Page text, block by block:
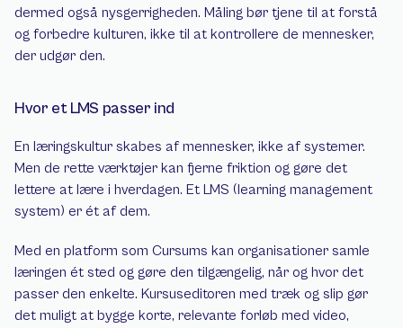
dermed også nysgerrigheden. Måling bør tjene til at forstå
og forbedre kulturen, ikke til at kontrollere de mennesker,
der udgør den.
Hvor et LMS passer ind
En læringskultur skabes af mennesker, ikke af systemer.
Men de rette værktøjer kan fjerne friktion og gøre det
lettere at lære i hverdagen. Et LMS (learning management
system) er ét af dem.
Med en platform som Cursums kan organisationer samle
læringen ét sted og gøre den tilgængelig, når og hvor det
passer den enkelte. Kursuseditoren med træk og slip gør
det muligt at bygge korte, relevante forløb med video,